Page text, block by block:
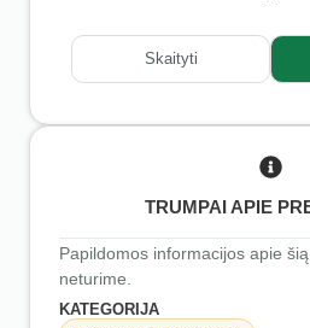
Skaityti
TRUMPAI APIE
Papildomos informacijos apie
neturime.
KATEGORIJA